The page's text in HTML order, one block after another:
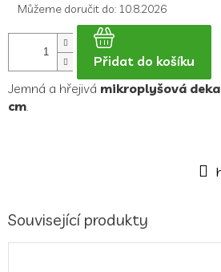
Můžeme doručit do: 10.8.2026
Přidat do košíku
Jemná a hřejivá mikroplyšová deka
cm
Související produkty